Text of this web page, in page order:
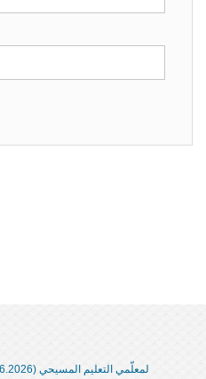
دورة تكوينيّة حول الـ Coaching لمعلّمي التعليم المسيحي (30.06.2026)